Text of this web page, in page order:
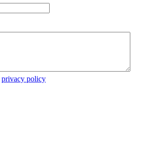
privacy policy